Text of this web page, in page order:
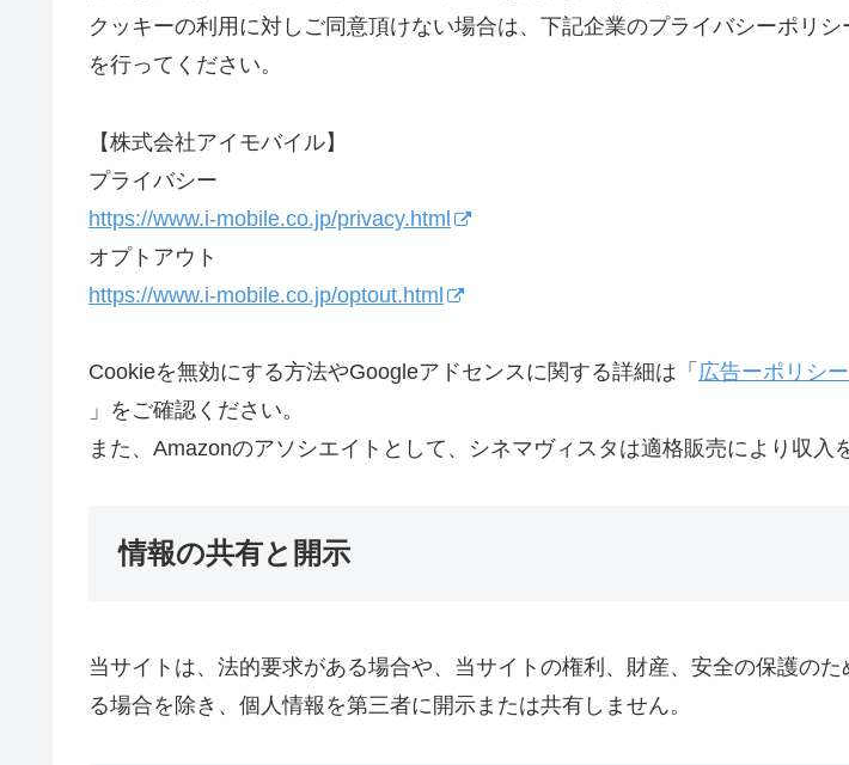
クッキーの利用に対しご同意頂けない場合は、下記企業のプライバシーポリシ
を行ってください。
【株式会社アイモバイル】
プライバシー
https://www.i-mobile.co.jp/privacy.html
オプトアウト
https://www.i-mobile.co.jp/optout.html
Cookieを無効にする方法やGoogleアドセンスに関する詳細は「 広告ーポリシ
」をご確認ください。
また、Amazonのアソシエイトとして、シネマヴィスタは適格販売により収入
情報の共有と開示
当サイトは、法的要求がある場合や、当サイトの権利、財産、安全の保護の
る場合を除き、個人情報を第三者に開示または共有しません。